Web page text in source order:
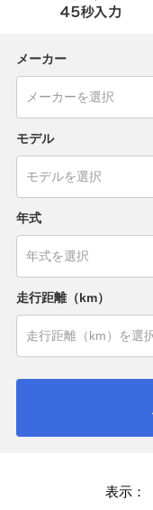
メーカー
モデル
年式
走行距離（km）
表示：